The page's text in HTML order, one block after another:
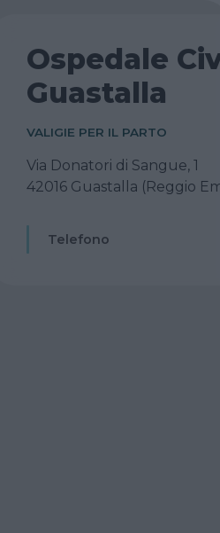
Ospedale
Guastalla
VALIGIE PER IL PARTO
Via Donatori di Sangue, 1
42016 Guastalla (Reggio
Telefono